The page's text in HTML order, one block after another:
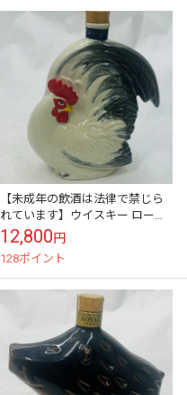
【未成年の飲酒は法律で禁じら
れています】ウイスキー ローヤ
ル 干支ボトル 酉歳 600ml43度
12,800円
128ポイント